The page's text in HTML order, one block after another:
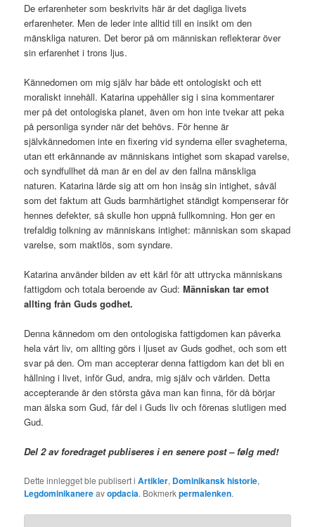
De erfarenheter som beskrivits här är det dagliga livets
erfarenheter. Men de leder inte alltid till en insikt om den
mänskliga naturen. Det beror på om människan reflekterar över
sin erfarenhet i trons ljus.
Kännedomen om mig själv har både ett ontologiskt och ett
moraliskt innehåll. Katarina uppehåller sig i sina kommentarer
mer på det ontologiska planet, även om hon inte tvekar att peka
på personliga synder när det behövs. För henne är
självkännedomen inte en fixering vid synderna eller svagheterna,
utan ett erkännande av människans intighet som skapad varelse,
och syndfullhet då man är en del av den fallna mänskliga
naturen. Katarina lärde sig att om hon insåg sin intighet, såväl
som det faktum att Guds barmhärtighet ständigt kompenserar för
hennes defekter, så skulle hon uppnå fullkomning. Hon ger en
trefaldig tolkning av människans intighet: människan som skapad
varelse, som maktlös, som syndare.
Katarina använder bilden av ett kärl för att uttrycka människans
fattigdom och totala beroende av Gud:Människan tar emot
allting från Guds godhet.
Denna kännedom om den ontologiska fattigdomen kan påverka
hela vårt liv, om allting görs i ljuset av Guds godhet, och som ett
svar på den. Om man accepterar denna fattigdom kan det bli en
hållning i livet, inför Gud, andra, mig själv och världen. Detta
accepterande är den största gåva man kan finna, för då börjar
man älska som Gud, får del i Guds liv och förenas slutligen med
Gud.
Del 2 av foredraget publiseres i en senere post – følg med!
Dette innlegget ble publisert iArtikler, Dominikansk historie,
Legdominikanereavopdacia. Bokmerkpermalenken.